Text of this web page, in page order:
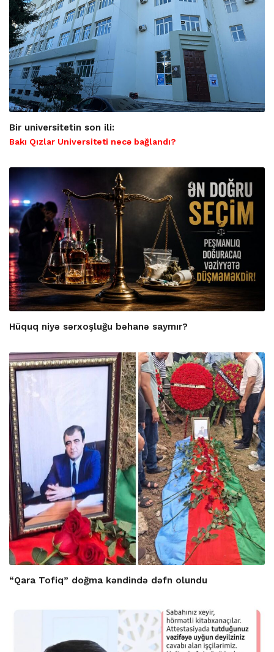
Bir universitetin son ili:
Bakı Qızlar Universiteti necə bağlandı?
Hüquq niyə sərxoşluğu bəhanə saymır?
“Qara Tofiq” doğma kəndində dəfn olundu